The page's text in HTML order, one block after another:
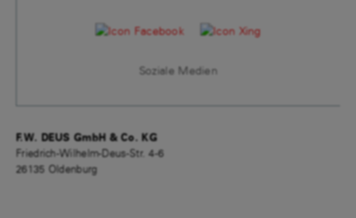
Soziale Medien
F.W. DEUS GmbH & Co. KG
Friedrich-Wilhelm-Deus-Str. 4-6
26135 Oldenburg